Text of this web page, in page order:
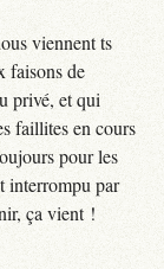
viennent ts
faisons de
privé, et qui
faillites en cours
pour les
interrompu par
ça vient !